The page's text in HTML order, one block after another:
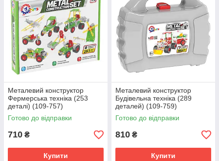
Металевий конструктор
Фермерська техніка (253
деталі) (109-757)
Готово до відправки
710 ₴
Купити
Металевий конструктор
Будівельна техніка (289
деталей) (109-759)
Готово до відправки
810 ₴
Купити